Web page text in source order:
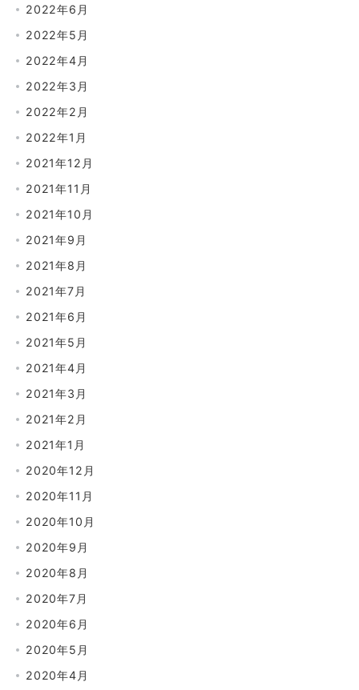
2022年6月
2022年5月
2022年4月
2022年3月
2022年2月
2022年1月
2021年12月
2021年11月
2021年10月
2021年9月
2021年8月
2021年7月
2021年6月
2021年5月
2021年4月
2021年3月
2021年2月
2021年1月
2020年12月
2020年11月
2020年10月
2020年9月
2020年8月
2020年7月
2020年6月
2020年5月
2020年4月